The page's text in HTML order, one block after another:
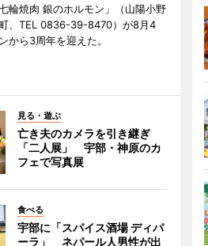
輪焼肉 銀のホルモン」（山陽小野
、TEL 0836-39-8470）が8月4
から3周年を迎えた。
見る・遊ぶ
亡き夫のカメラを引き継ぎ
「二人展」 宇部・神原のカ
フェで写真展
食べる
宇部に「スパイス酒場 ディパ
ーラ」 ネパール人男性が出